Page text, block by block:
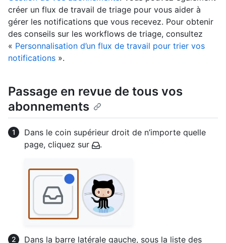
créer un flux de travail de triage pour vous aider à
gérer les notifications que vous recevez. Pour obtenir
des conseils sur les workflows de triage, consultez
« Personnalisation d’un flux de travail pour trier vos
notifications ».
Passage en revue de tous vos
abonnements
Dans le coin supérieur droit de n’importe quelle
page, cliquez sur
.
Dans la barre latérale gauche, sous la liste des